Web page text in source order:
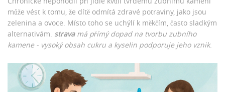
může vést k tomu, že dítě odmítá zdravé potraviny, jako jsou
zelenina a ovoce. Místo toho se uchýlí k měkčím, často sladkým
alternativám. strava má přímý dopad na tvorbu zubního
kamene - vysoký obsah cukru a kyselin podporuje jeho vznik.